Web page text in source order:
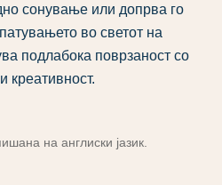
сонување или допрва го
во светот на
подлабока поврзаност со
креативност.
на англиски јазик.